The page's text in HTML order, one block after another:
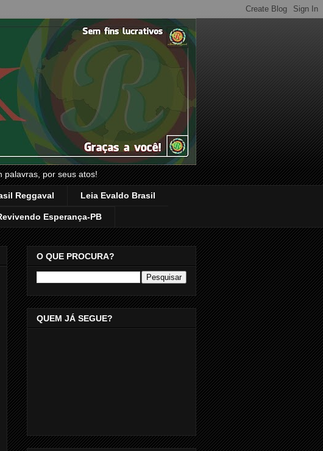
palavras, por seus atos!
Reggaval Leia Evaldo Brasil
Esperança-PB
O QUE PROCURA?
QUEM JÁ SEGUE?